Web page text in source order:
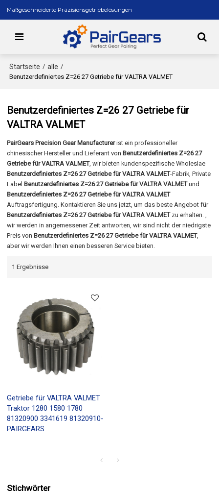
Maßgeschneiderte Präzisionsgetriebelösungen
Startseite / alle /
Benutzerdefiniertes Z=26 27 Getriebe für VALTRA VALMET
Benutzerdefiniertes Z=26 27 Getriebe für
VALTRA VALMET
PairGears Precision Gear Manufacturerist ein professioneller
chinesischer Hersteller und Lieferant von Benutzerdefiniertes Z=26 27
Getriebe für VALTRA VALMET, wir bieten kundenspezifische Wholeslae
Benutzerdefiniertes Z=26 27 Getriebe für VALTRA VALMET-Fabrik, Private
Label Benutzerdefiniertes Z=26 27 Getriebe für VALTRA VALMETund
Benutzerdefiniertes Z=26 27 Getriebe für VALTRA VALMET
Auftragsfertigung. Kontaktieren Sie uns jetzt, um das beste Angebot für
Benutzerdefiniertes Z=26 27 Getriebe für VALTRA VALMETzu erhalten. ,
wir werden in angemessener Zeit antworten, wir sind nicht der niedrigste
Preis von Benutzerdefiniertes Z=26 27 Getriebe für VALTRA VALMET,
aber wir werden Ihnen einen besseren Service bieten.
1 Ergebnisse
Getriebe für VALTRA VALMET
Traktor 1280 1580 1780
81320900 3341619 81320910-
PAIRGEARS
Stichwörter